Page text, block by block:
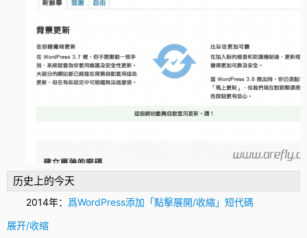
历史上的今天
2014年： 爲WordPress添加「點擊展開/收縮」短代碼
展开/收缩